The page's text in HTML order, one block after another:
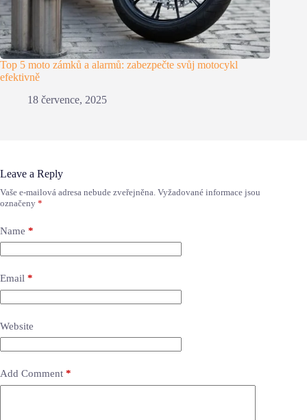
Top 5 moto zámků a alarmů: zabezpečte svůj motocykl
efektivně
18 července, 2025
Leave a Reply
Vaše e-mailová adresa nebude zveřejněna. Vyžadované informace jsou
označeny *
Name *
Email *
Website
Add Comment *